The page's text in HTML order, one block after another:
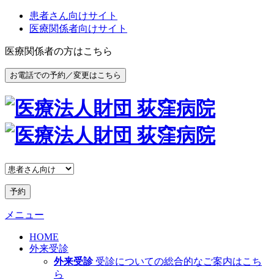
患者さん向けサイト
医療関係者向けサイト
医療関係者の方はこちら
お電話での予約／変更はこちら
予約
メニュー
HOME
外来受診
外来受診 受診についての総合的なご案内はこち
ら